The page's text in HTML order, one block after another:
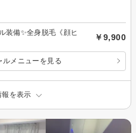
装備✨全身脱毛《顔ヒ
￥9,900
ルメニューを見る
報を表示